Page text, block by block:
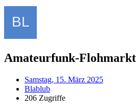
Amateurfunk-
Samstag, 15. März 2025
Blablub
206 Zugriffe